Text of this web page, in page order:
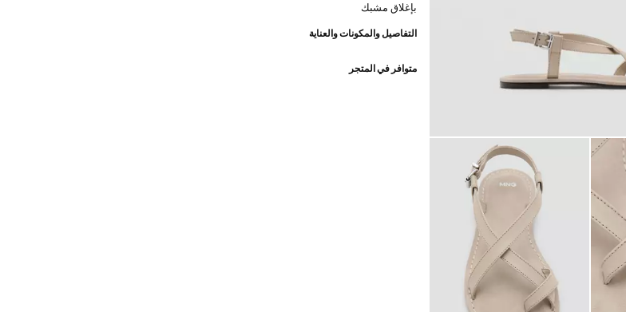
بإغلاق مشبك
التفاصيل والمكونات والعناية
متوافر في المتجر